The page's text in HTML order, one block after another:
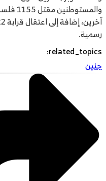
رسمية.
related_topics
:
جنين